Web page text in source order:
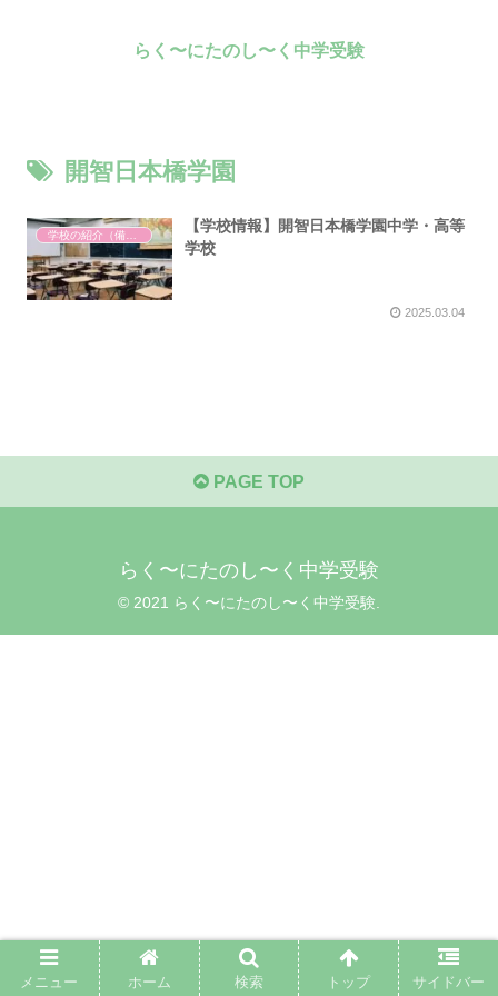
らく〜にたのし〜く中学受験
開智日本橋学園
【学校情報】開智日本橋学園中学・高等
学校
2025.03.04
PAGE TOP
らく〜にたのし〜く中学受験
© 2021 らく〜にたのし〜く中学受験.
メニュー ホーム 検索 トップ サイドバー